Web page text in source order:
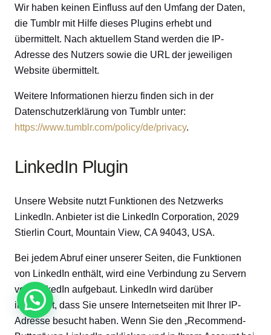
Wir haben keinen Einfluss auf den Umfang der Daten,
die Tumblr mit Hilfe dieses Plugins erhebt und
übermittelt. Nach aktuellem Stand werden die IP-
Adresse des Nutzers sowie die URL der jeweiligen
Website übermittelt.
Weitere Informationen hierzu finden sich in der
Datenschutzerklärung von Tumblr unter:
https://www.tumblr.com/policy/de/privacy.
LinkedIn Plugin
Unsere Website nutzt Funktionen des Netzwerks
LinkedIn. Anbieter ist die LinkedIn Corporation, 2029
Stierlin Court, Mountain View, CA 94043, USA.
Bei jedem Abruf einer unserer Seiten, die Funktionen
von LinkedIn enthält, wird eine Verbindung zu Servern
von LinkedIn aufgebaut. LinkedIn wird darüber
informiert, dass Sie unsere Internetseiten mit Ihrer IP-
Adresse besucht haben. Wenn Sie den „Recommend-